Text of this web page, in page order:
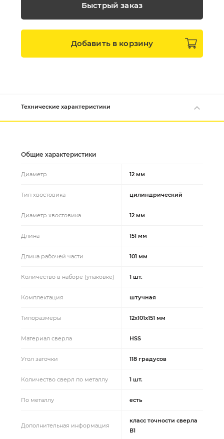
Быстрый заказ
Добавить в корзину
Технические характеристики
Общие характеристики
Диаметр 12 мм
Тип хвостовика цилиндрический
Диаметр хвостовика 12 мм
Длина 151 мм
Длина рабочей части 101 мм
Количество в наборе (упаковке) 1 шт.
Комплектация штучная
Типоразмеры 12x101x151 мм
Материал сверла HSS
Угол заточки 118 градусов
Количество сверл по металлу 1 шт.
По металлу есть
Дополнительная информация
класс точности сверла
В1